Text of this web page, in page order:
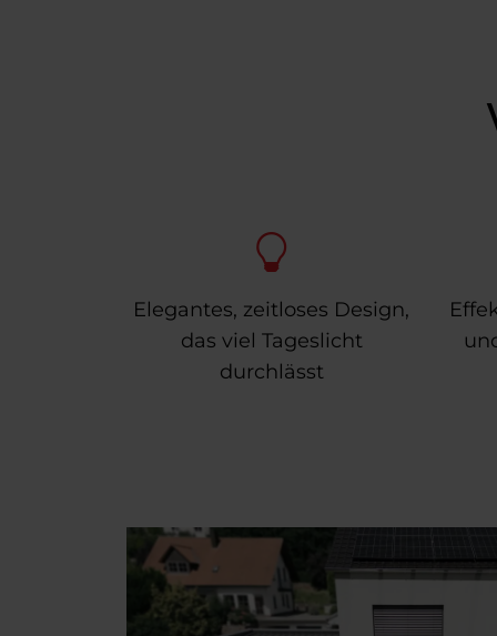
Elegantes, zeitloses Design,
das viel Tageslicht
durchlässt